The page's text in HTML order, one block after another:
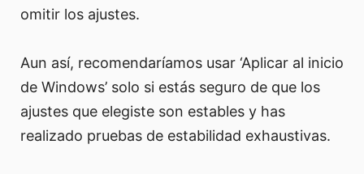
omitir los ajustes.
Aun así, recomendaríamos usar ‘Aplicar al inicio
de Windows’ solo si estás seguro de que los
ajustes que elegiste son estables y has
realizado pruebas de estabilidad exhaustivas.